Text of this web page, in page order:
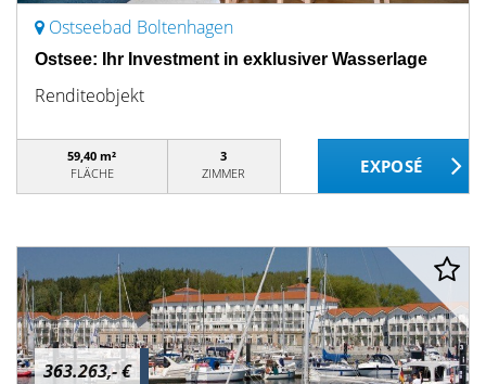
Ostseebad Boltenhagen
Ostsee: Ihr Investment in exklusiver Wasserlage
Renditeobjekt
59,40 m²
FLÄCHE
3
ZIMMER
363.263,- €